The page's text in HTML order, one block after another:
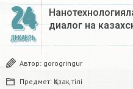
24
ДЕКАБРЬ
диалог на
Автор: gorogringur
Предмет: Қазақ тiлi